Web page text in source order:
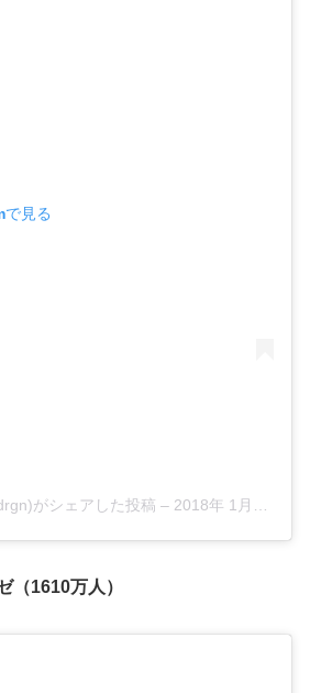
見る
がシェアした投稿 – 2018年 1月月26日午前6時51分PST
1610万人）